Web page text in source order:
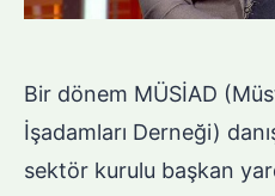
Bir dönem MÜSİAD
İşadamları Derneği)
sektör kurulu başkan